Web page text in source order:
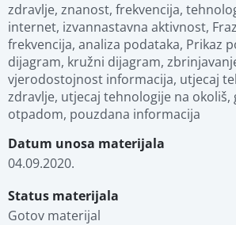
zdravlje, znanost, frekvencija,
internet, izvannastavna aktivnost,
frekvencija, analiza podataka, Prikaz
dijagram, kružni dijagram,
vjerodostojnost informacija, utjecaj
zdravlje, utjecaj tehnologije na okoliš,
otpadom, pouzdana informacija
Datum unosa materijala
04.09.2020.
Status materijala
Gotov materijal